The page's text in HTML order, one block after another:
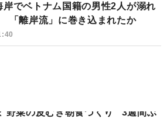
岸でベトナム国籍の男性2人が溺れ
「離岸流」に巻き込まれたか
野菜の皮むき朝食づくり “3週間ぶ